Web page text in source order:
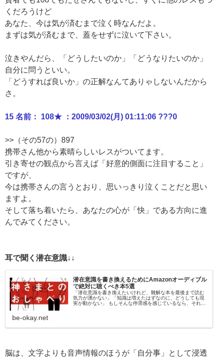
くだろうけど
あなた、今は気が済むまで泣く時なんだよ。
まずは気が済むまで、蓋をせずに泣いて下さい。
泣きやんだら、「どうしたいのか」「どうなりたいのか」
自分に問うといい。
「どうすれば良いか」の正解なんてありゃしないんだから
さ。
15 名前： 108★ ：2009/03/02(月) 01:11:06 ???0
>>（その57の）897
携帯さん他から素晴らしいレスがついてます。
引き寄せの観点から言えば「好意的側面に注目すること」
ですが、
今は携帯さんの言うとおり、思いっきり泣くことだと思い
ますよ。
そして落ち着いたら、あなたの心が「快」である方向に進
んでみてください。
耳で聞く潜在意識↓↓
潜在意識を書き換えるためにAmazonオーディブル
で絶対に聴くべき本5選
「潜在意識を書き換えたいけれど、難解な本を最後まで読む
気力が湧かない」「知識は増えたはずなのに、どうしても現
実が動かない」 もしそんな停滞感を感じているなら、それは
be-okay.net
脳は、文字よりも音声情報のほうが「自分事」として浸透